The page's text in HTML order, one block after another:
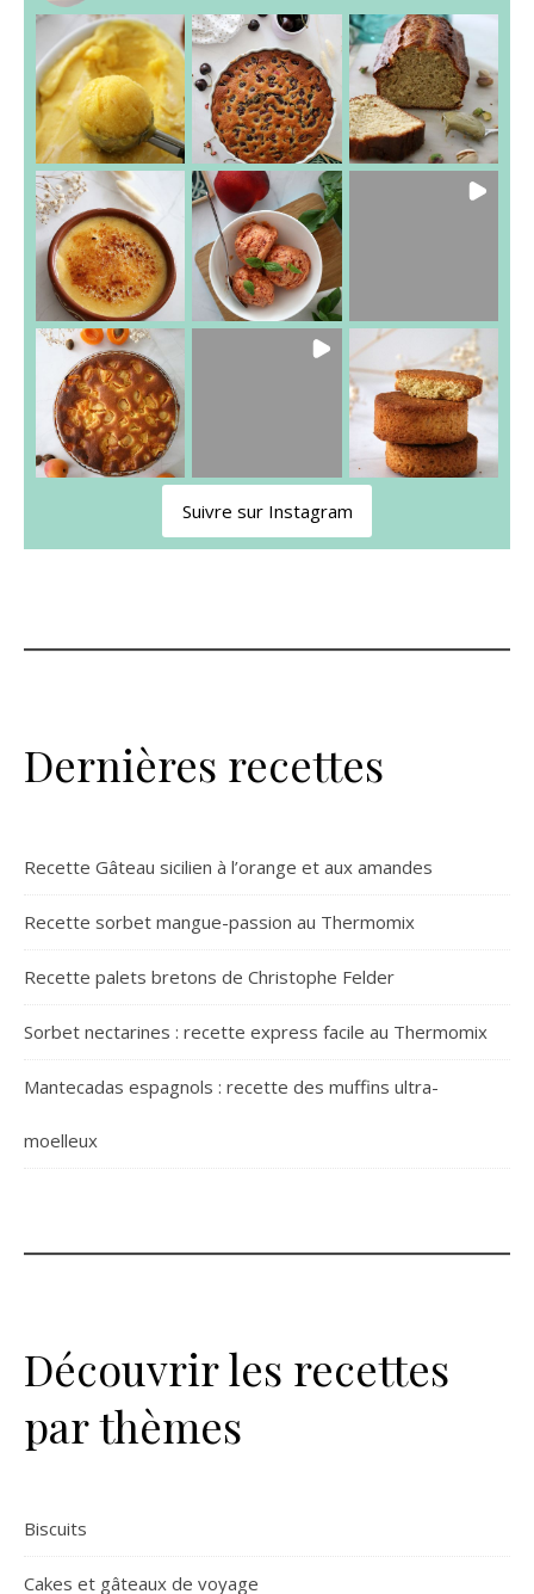
Suivre sur Instagram
Dernières recettes
Recette Gâteau sicilien à l’orange et aux amandes
Recette sorbet mangue-passion au Thermomix
Recette palets bretons de Christophe Felder
Sorbet nectarines : recette express facile au Thermomix
Mantecadas espagnols : recette des muffins ultra-
moelleux
Découvrir les recettes
par thèmes
Biscuits
Cakes et gâteaux de voyage